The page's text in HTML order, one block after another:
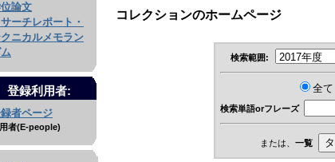
論文
サーチレポート・
ニカルメモラン
登録利用者:
者ページ
者(E-people)
コレクションのホームページ
検索範囲:
全て
検索単語orフレーズ
または、 一覧